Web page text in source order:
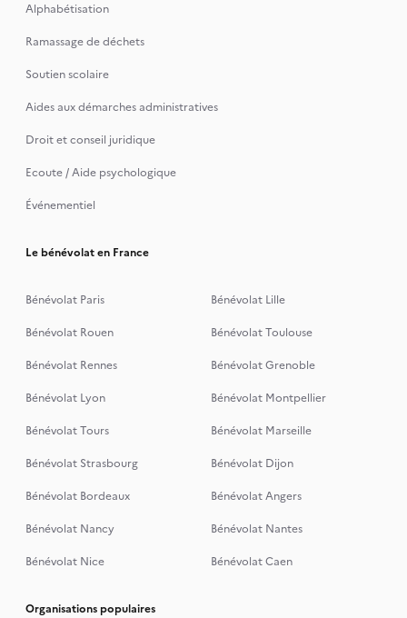
Alphabétisation
Ramassage de déchets
Soutien scolaire
Aides aux démarches administratives
Droit et conseil juridique
Ecoute / Aide psychologique
Événementiel
Le bénévolat en France
Bénévolat Paris
Bénévolat Lille
Bénévolat Rouen
Bénévolat Toulouse
Bénévolat Rennes
Bénévolat Grenoble
Bénévolat Lyon
Bénévolat Montpellier
Bénévolat Tours
Bénévolat Marseille
Bénévolat Strasbourg
Bénévolat Dijon
Bénévolat Bordeaux
Bénévolat Angers
Bénévolat Nancy
Bénévolat Nantes
Bénévolat Nice
Bénévolat Caen
Organisations populaires